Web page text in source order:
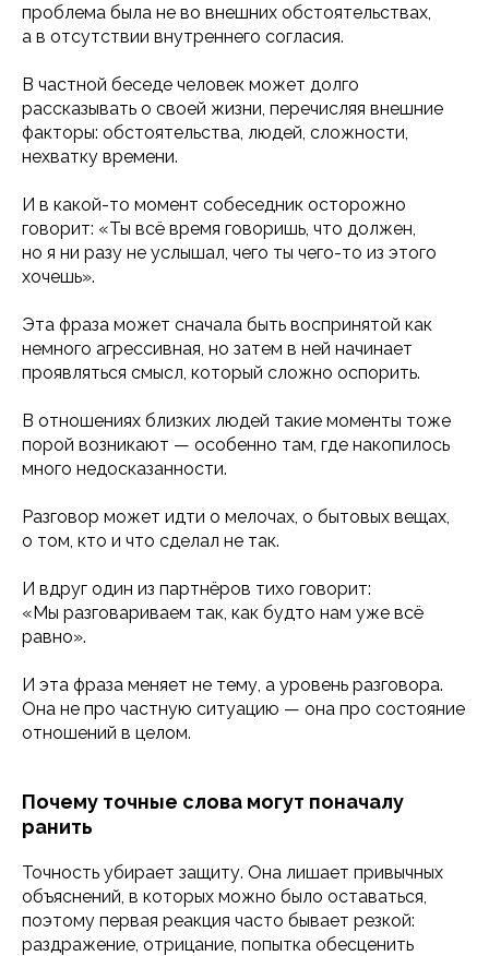
проблема была не во внешних обстоятельствах,
а в отсутствии внутреннего согласия.
В частной беседе человек может долго
рассказывать о своей жизни, перечисляя внешние
факторы: обстоятельства, людей, сложности,
нехватку времени.
И в какой-то момент собеседник осторожно
говорит: «Ты всё время говоришь, что должен,
но я ни разу не услышал, чего ты чего-то из этого
хочешь».
Эта фраза может сначала быть воспринятой как
немного агрессивная, но затем в ней начинает
проявляться смысл, который сложно оспорить.
В отношениях близких людей такие моменты тоже
порой возникают — особенно там, где накопилось
много недосказанности.
Разговор может идти о мелочах, о бытовых вещах,
о том, кто и что сделал не так.
И вдруг один из партнёров тихо говорит:
«Мы разговариваем так, как будто нам уже всё
равно».
И эта фраза меняет не тему, а уровень разговора.
Она не про частную ситуацию — она про состояние
отношений в целом.
Почему точные слова могут поначалу
ранить
Точность убирает защиту. Она лишает привычных
объяснений, в которых можно было оставаться,
поэтому первая реакция часто бывает резкой:
раздражение, отрицание, попытка обесценить